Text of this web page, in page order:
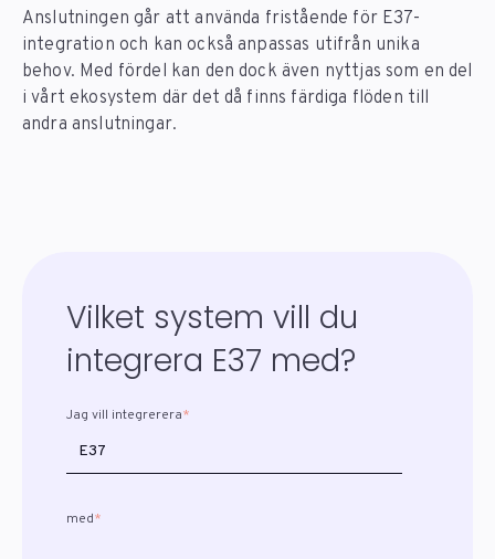
Anslutningen går att använda fristående för E37-
integration och kan också anpassas utifrån unika
behov. Med fördel kan den dock även nyttjas som en del
i vårt ekosystem där det då finns färdiga flöden till
andra anslutningar.
Vilket system vill du
integrera E37 med?
Jag vill integrerera*
med*